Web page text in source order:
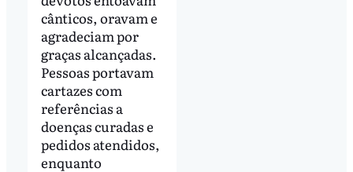
cânticos, oravam e
agradeciam por
graças alcançadas.
Pessoas portavam
cartazes com
referências a
doenças curadas e
pedidos atendidos,
enquanto